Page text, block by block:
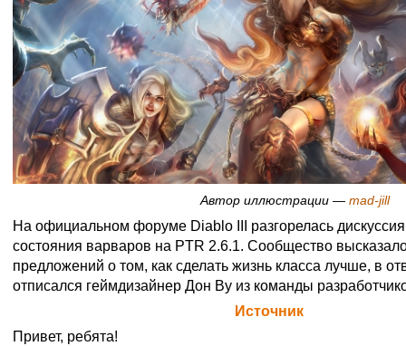
Автор иллюстрации — mad-jill
На официальном форуме Diablo III разгорелась
состояния варваров на PTR 2.6.1. Сообщество
предложений о том, как сделать жизнь класса лучше, в
отписался геймдизайнер Дон Ву из команды
Источник
Привет, ребята!